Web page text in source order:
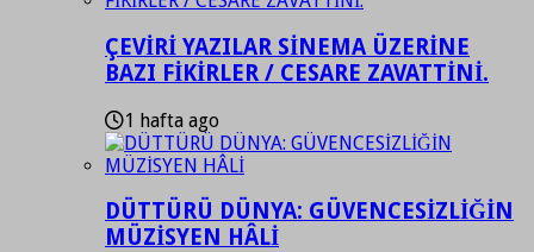
ÇEVİRİ YAZILAR SİNEMA ÜZERİNE
BAZI FİKİRLER / CESARE ZAVATTİNİ.
1 hafta ago
DÜTTÜRÜ DÜNYA: GÜVENCESİZLİĞİN
MÜZİSYEN HÂLİ